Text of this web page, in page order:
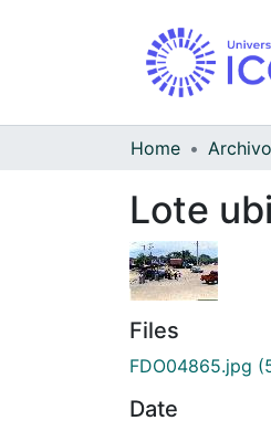
Home
Lote
Files
FDO04865.jpg
Date